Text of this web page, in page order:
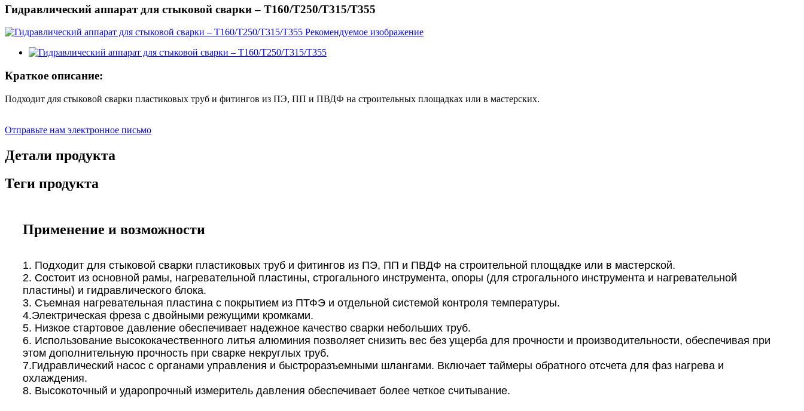
Гидравлический аппарат для стыковой сварки – T160/T250/T315/T355
Краткое описание:
Подходит для стыковой сварки пластиковых труб и фитингов из ПЭ, ПП и ПВДФ на строительных площадках или в мастерских.
Отправьте нам электронное письмо
Детали продукта
Теги продукта
Применение и возможности
1. Подходит для стыковой сварки пластиковых труб и фитингов из ПЭ, ПП и ПВДФ на строительной площадке или в мастерской.
2. Состоит из основной рамы, нагревательной пластины, строгального инструмента, опоры (для строгального инструмента и нагревательной
пластины) и гидравлического блока.
3. Съемная нагревательная пластина с покрытием из ПТФЭ и отдельной системой контроля температуры.
4.Электрическая фреза с двойными режущими кромками.
5. Низкое стартовое давление обеспечивает надежное качество сварки небольших труб.
6. Использование высококачественного литья алюминия позволяет снизить вес без ущерба для прочности и производительности, обеспечивая при
этом дополнительную прочность при сварке некруглых труб.
7.Гидравлический насос с органами управления и быстроразъемными шлангами. Включает таймеры обратного отсчета для фаз нагрева и
охлаждения.
8. Высокоточный и ударопрочный измеритель давления обеспечивает более четкое считывание.